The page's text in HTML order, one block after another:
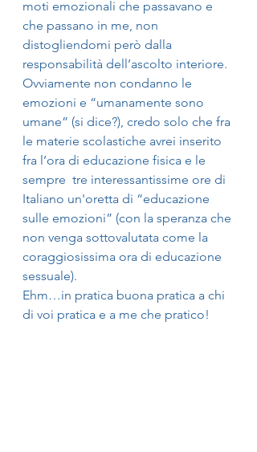
moti emozionali che passavano e
che passano in me, non
distogliendomi però dalla
responsabilità dell’ascolto interiore.
Ovviamente non condanno le
emozioni e “umanamente sono
umane” (si dice?), credo solo che fra
le materie scolastiche avrei inserito
fra l’ora di educazione fisica e le
sempre  tre interessantissime ore di
Italiano un'oretta di “educazione
sulle emozioni” (con la speranza che
non venga sottovalutata come la
coraggiosissima ora di educazione
sessuale).
Ehm…in pratica buona pratica a chi
di voi pratica e a me che pratico!